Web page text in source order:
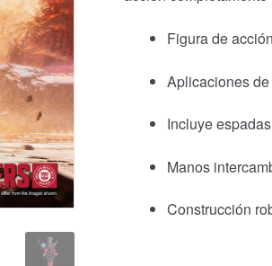
Figura de
Aplicaciones
Incluye
Manos
Construcción